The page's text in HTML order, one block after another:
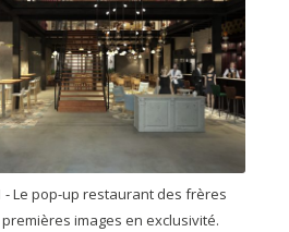
- Le pop-up restaurant des frères
images en exclusivité.